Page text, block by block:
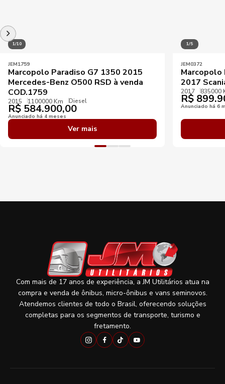
1/10
JEM1759
Marcopolo Paradiso G7 1350 2015
Mercedes-Benz O500 RSD à venda
COD.1759
2015 1100000 Km Diesel
R$ 584.900,00
Anunciado há 4 meses
Ver mais
1/5
JEM0372
Marcopolo
2017
2017 835000
R$
Anunciado há 6
Com mais de 17 anos de experiência, a JM Utilitários atua na
compra e venda de ônibus, micro-ônibus e vans seminovos.
Atendemos clientes de todo o Brasil, oferecendo soluções
completas para os segmentos de transporte, turismo e
fretamento.